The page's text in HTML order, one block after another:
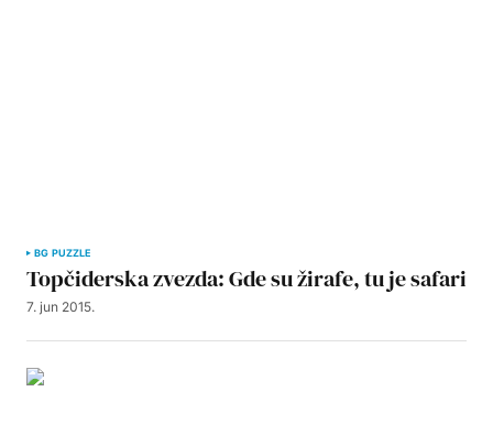
BG PUZZLE
Topčiderska zvezda: Gde su žirafe, tu je safari
7. jun 2015.